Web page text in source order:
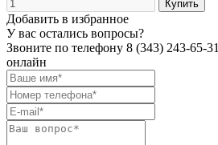
Добавить в избранное
У вас остались вопросы?
Звоните по телефону 8 (343) 243-65-31
онлайн